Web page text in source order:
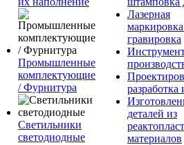
Промышленные
комплектующие
/ Фурнитура
Светильники
светодиодные
Лазерная
гравировка
разработка
деталей из
материалов